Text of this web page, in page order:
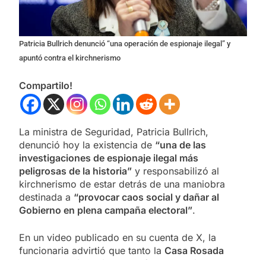
Patricia Bullrich denunció “una operación de espionaje ilegal” y
apuntó contra el kirchnerismo
Compartilo!
La ministra de Seguridad, Patricia Bullrich,
denunció hoy la existencia de “una de las
investigaciones de espionaje ilegal más
peligrosas de la historia” y responsabilizó al
kirchnerismo de estar detrás de una maniobra
destinada a “provocar caos social y dañar al
Gobierno en plena campaña electoral”.
En un video publicado en su cuenta de X, la
funcionaria advirtió que tanto la Casa Rosada